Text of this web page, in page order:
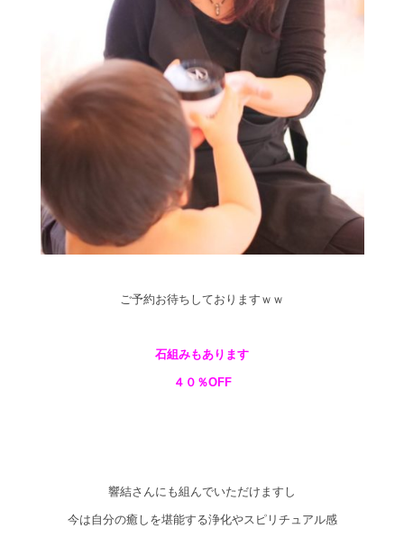
ご予約お待ちしておりますｗｗ
石組みもあります
４０％OFF
響結さんにも組んでいただけますし
今は自分の癒しを堪能する浄化やスピリチュアル感